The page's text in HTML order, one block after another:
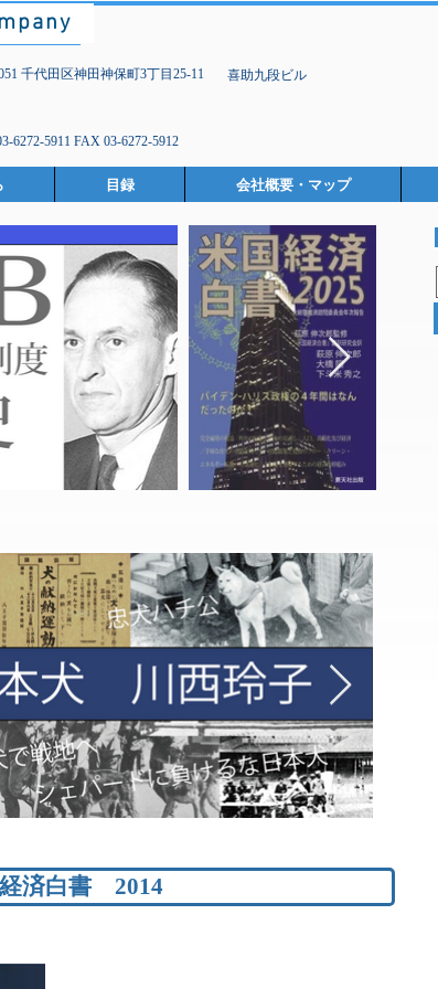
千代田区神田神保町3丁目25-11 喜助九段ビル
目録 会社概要・マップ
6272-5911 FAX 03-6272-5912
済白書 2014